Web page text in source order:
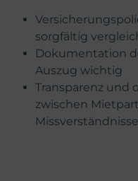
sorgfältig
Dokumentation
Auszug wichtig
Transparenz und
zwischen